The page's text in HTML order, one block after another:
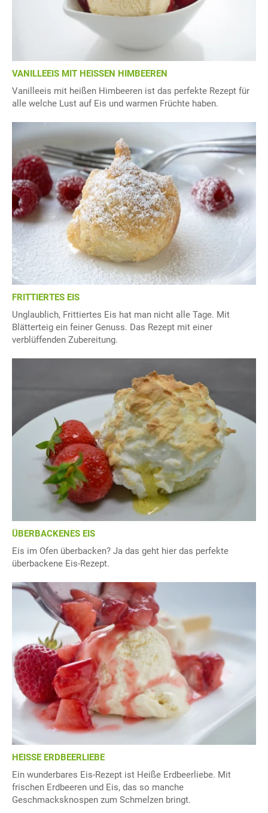
VANILLEEIS MIT HEISSEN HIMBEEREN
Vanilleeis mit heißen Himbeeren ist das perfekte Rezept für
alle welche Lust auf Eis und warmen Früchte haben.
FRITTIERTES EIS
Unglaublich, Frittiertes Eis hat man nicht alle Tage. Mit
Blätterteig ein feiner Genuss. Das Rezept mit einer
verblüffenden Zubereitung.
ÜBERBACKENES EIS
Eis im Ofen überbacken? Ja das geht hier das perfekte
überbackene Eis-Rezept.
HEISSE ERDBEERLIEBE
Ein wunderbares Eis-Rezept ist Heiße Erdbeerliebe. Mit
frischen Erdbeeren und Eis, das so manche
Geschmacksknospen zum Schmelzen bringt.